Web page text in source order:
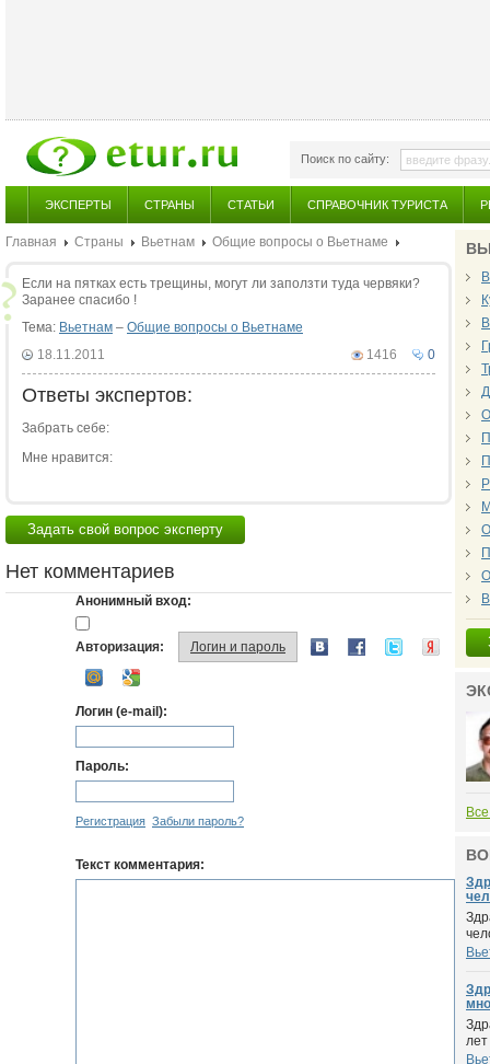
Поиск по сайту:
ЭКСПЕРТЫ СТРАНЫ СТАТЬИ СПРАВОЧНИК ТУРИСТА
Главная Страны Вьетнам Общие вопросы о Вьетнаме
Если на пятках есть трещины, могут ли заползти туда червяки?
Заранее спасибо !
Тема: Вьетнам – Общие вопросы о Вьетнаме
0
1416
18.11.2011
Ответы экспертов:
Забрать себе:
Мне нравится:
Задать свой вопрос эксперту
Нет комментариев
Анонимный вход:
Авторизация: Логин и пароль
Логин (e-mail):
Пароль:
Регистрация Забыли пароль?
Текст комментария: